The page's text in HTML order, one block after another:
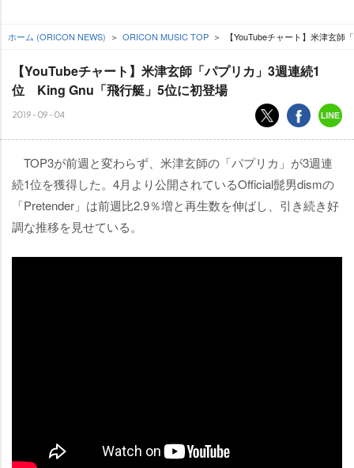
ホーム (ORICON NEWS) ORICON MUSIC TOP 【YouTubeチャート】米津玄
【YouTubeチャート】米津玄師「パプリカ」3週連続1
位 King Gnu「飛行艇」5位に初登場
2019-09-04
TOP3が前週と変わらず、米津玄師の「パプリカ」が3週連
続1位を獲得した。4月より公開されているOfficial髭男dismの
「Pretender」は前週比2.9％増と再生数を伸ばし、引き続き好
調な推移を見せている。